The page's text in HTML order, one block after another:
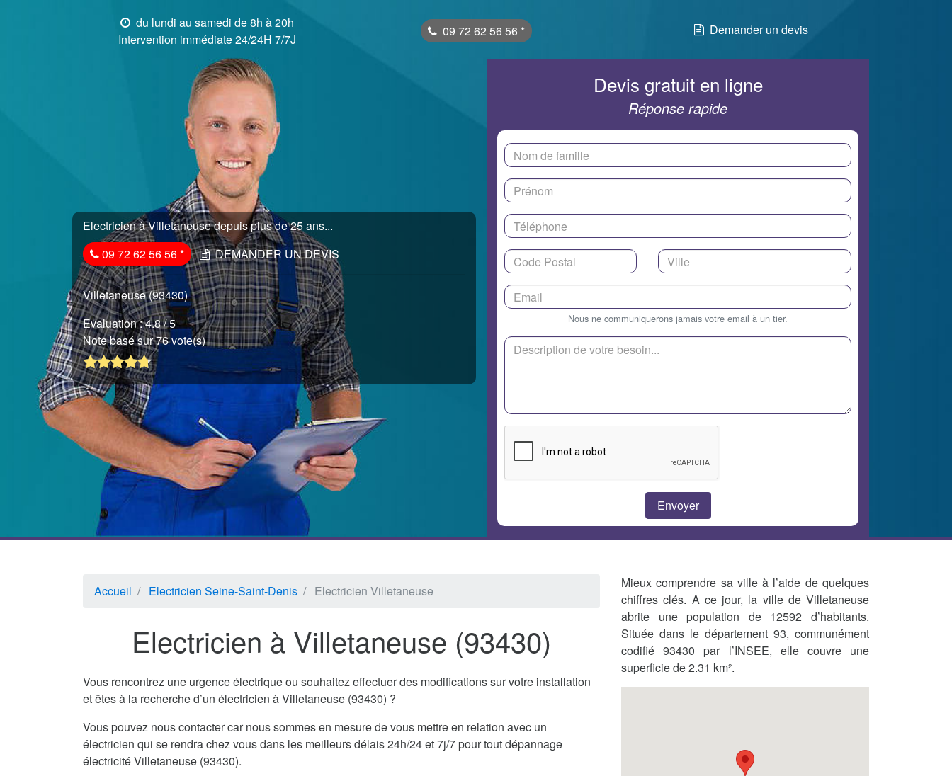
du lundi au samedi de 8h à 20h
Intervention immédiate 24/24H 7/7J
09 72 62 56 56 * Demander un devis
Electricien à Villetaneuse depuis plus de 25 ans...
09 72 62 56 56* DEMANDER UN DEVIS
Villetaneuse (93430)
Evaluation :4.8/ 5
Note basé sur 76 vote(s)
Devis gratuit en ligne
Réponse rapide
Nous ne communiquerons jamais votre email à un tier.
Accueil Electricien Seine-Saint-Denis Electricien Villetaneuse
Electricien à Villetaneuse (93430)
Vous rencontrez une urgence électrique ou souhaitez effectuer des modifications sur votre installation
et êtes à la recherche d’un électricien à Villetaneuse (93430) ?
Vous pouvez nous contacter car nous sommes en mesure de vous mettre en relation avec un
électricien qui se rendra chez vous dans les meilleurs délais 24h/24 et 7j/7 pour tout dépannage
électricité Villetaneuse (93430).
Mieux comprendre sa ville à l’aide de quelques
chiffres clés. A ce jour, la ville de Villetaneuse
abrite une population de 12592 d’habitants.
Située dans le département 93, communément
codifié 93430 par l’INSEE, elle couvre une
superficie de 2.31 km².